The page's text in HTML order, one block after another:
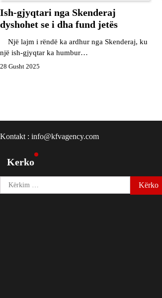
Ish-gjyqtari nga Skenderaj
dyshohet se i dha fund jetës
Një lajm i rëndë ka ardhur nga Skenderaj, ku
një ish-gjyqtar ka humbur…
28 Gusht 2025
Kontakt : info@kfvagency.com
Kerko
Kërko
për: